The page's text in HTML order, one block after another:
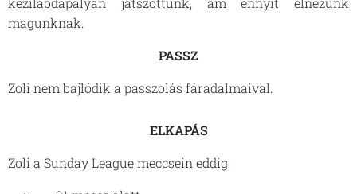
magunknak.
PASSZ
Zoli nem bajlódik a passzolás fáradalmaival.
ELKAPÁS
Zoli a Sunday League meccsein eddig: